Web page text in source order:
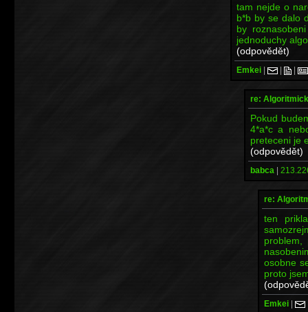
tam nejde o
b*b by se dalo
by
jednoduchy
(odpovědět)
Emkei | | |
re:
Pokud
4*a*c a
preteceni je
(odpovědět)
babca |
re:
ten
problem,
osobne
proto
Emkei |